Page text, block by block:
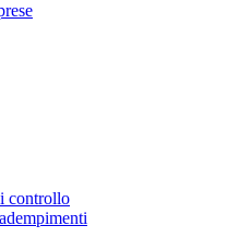
controllo